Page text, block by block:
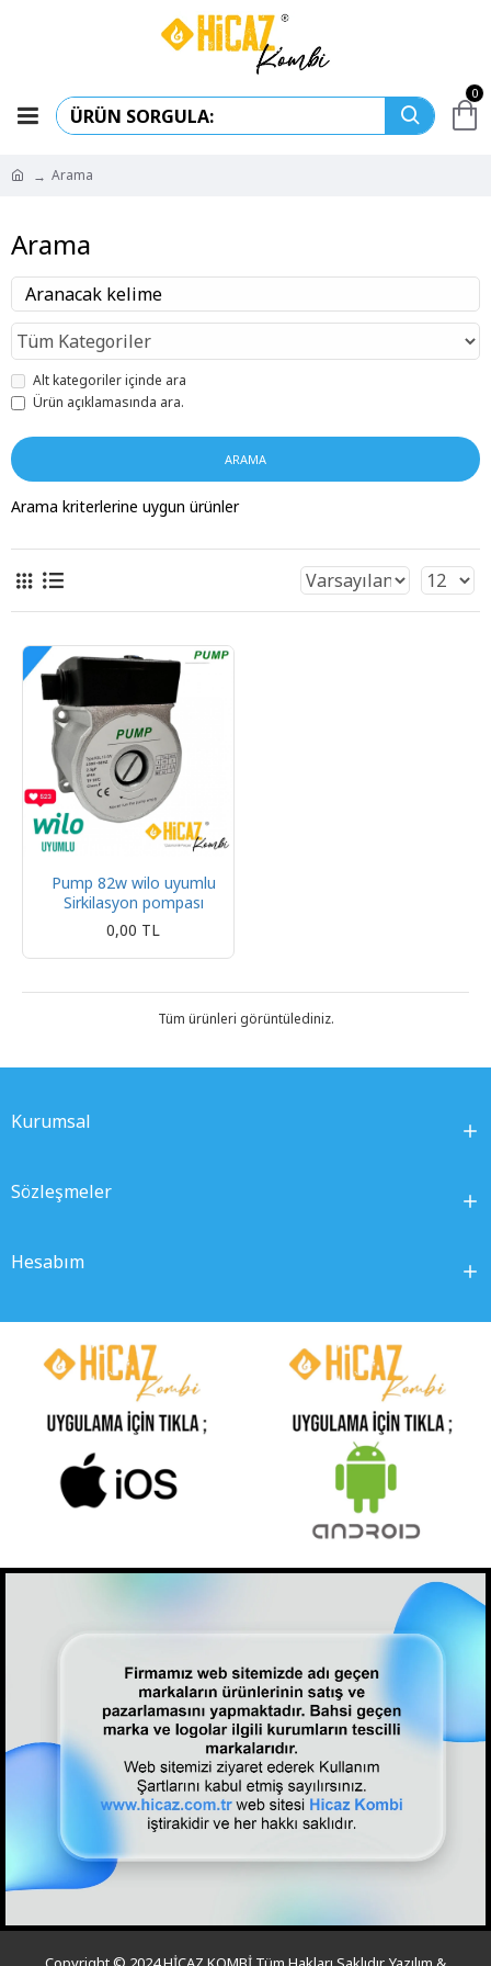
0
Arama
Arama
Alt kategoriler içinde ara
Ürün açıklamasında ara.
ARAMA
Arama kriterlerine uygun ürünler
Pump 82w wilo uyumlu
Sirkilasyon pompası
0,00 TL
Tüm ürünleri görüntülediniz.
Kurumsal
Sözleşmeler
Hesabım